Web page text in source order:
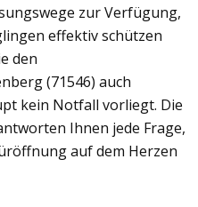
zur Verfügung,
effektiv schützen
den
(71546) auch
kein Notfall vorliegt. Die
Ihnen jede Frage,
auf dem Herzen